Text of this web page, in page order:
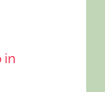
in